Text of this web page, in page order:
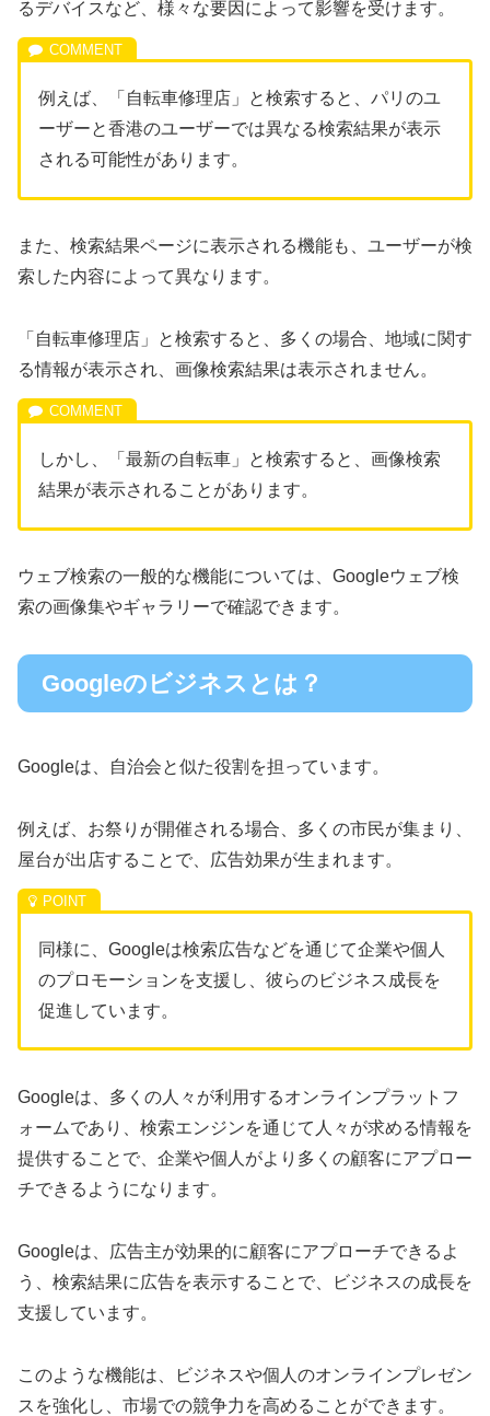
るデバイスなど、様々な要因によって影響を受けます。
例えば、「自転車修理店」と検索すると、パリのユ
ーザーと香港のユーザーでは異なる検索結果が表示
される可能性があります。
また、検索結果ページに表示される機能も、ユーザーが検
索した内容によって異なります。
「自転車修理店」と検索すると、多くの場合、地域に関す
る情報が表示され、画像検索結果は表示されません。
しかし、「最新の自転車」と検索すると、画像検索
結果が表示されることがあります。
ウェブ検索の一般的な機能については、Googleウェブ検
索の画像集やギャラリーで確認できます。
Googleのビジネスとは？
Googleは、自治会と似た役割を担っています。
例えば、お祭りが開催される場合、多くの市民が集まり、
屋台が出店することで、広告効果が生まれます。
同様に、Googleは検索広告などを通じて企業や個人
のプロモーションを支援し、彼らのビジネス成長を
促進しています。
Googleは、多くの人々が利用するオンラインプラットフ
ォームであり、検索エンジンを通じて人々が求める情報を
提供することで、企業や個人がより多くの顧客にアプロー
チできるようになります。
Googleは、広告主が効果的に顧客にアプローチできるよ
う、検索結果に広告を表示することで、ビジネスの成長を
支援しています。
このような機能は、ビジネスや個人のオンラインプレゼン
スを強化し、市場での競争力を高めることができます。